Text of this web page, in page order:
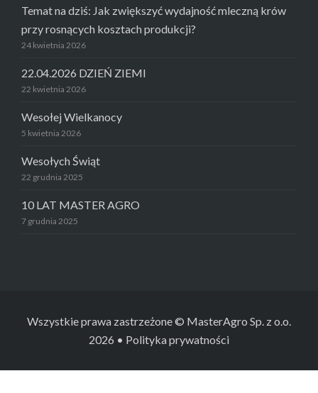
Temat na dziś: Jak zwiększyć wydajność mleczną krów
przy rosnących kosztach produkcji?
24 kwietnia 2026
22.04.2026 DZIEŃ ZIEMI
22 kwietnia 2026
Wesołej Wielkanocy
5 kwietnia 2026
Wesołych Świąt
22 grudnia 2025
10 LAT MASTER AGRO
7 grudnia 2025
Wszystkie prawa zastrzeżone © MasterAgro Sp. z o.o.
2026 • Polityka prywatności